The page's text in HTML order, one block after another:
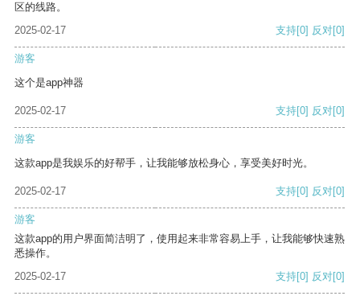
区的线路。
2025-02-17
支持[0] 反对[0]
游客
这个是app神器
2025-02-17 支持[0] 反对[0]
游客
这款app是我娱乐的好帮手，让我能够放松身心，享受美好时光。
2025-02-17 支持[0] 反对[0]
游客
这款app的用户界面简洁明了，使用起来非常容易上手，让我能够快速熟
悉操作。
2025-02-17
支持[0] 反对[0]